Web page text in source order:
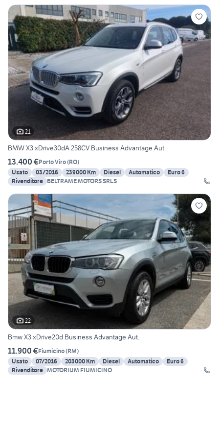
21
BMW X3 xDrive30dA 258CV Business Advantage Aut.
13.400 €Porto Viro(RO)
Usato
03/2016 239000 Km Diesel Automatico
Euro 6
Rivenditore BELTRAME MOTORS SRLS
22
Bmw X3 xDrive20d Business Advantage Aut.
11.900 €Fiumicino(RM)
Usato
07/2016 203000 Km Diesel Automatico
Euro 6
Rivenditore MOTORIUM FIUMICINO